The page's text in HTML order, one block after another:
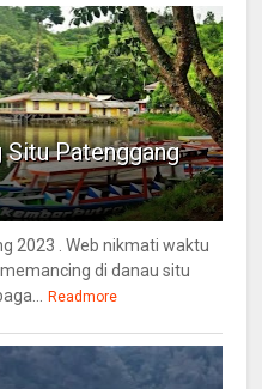
Situ Patenggang
2023 . Web nikmati waktu
di danau situ
Readmore